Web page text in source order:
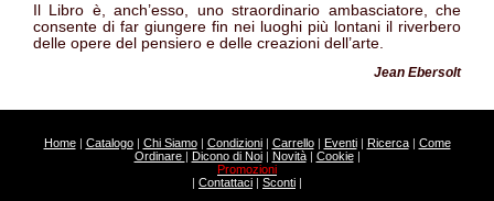
Il Libro è, anch’esso, uno straordinario ambasciatore, che
consente di far giungere fin nei luoghi più lontani il riverbero
delle opere del pensiero e delle creazioni dell’arte.
Jean Ebersolt
Home| Catalogo| Chi Siamo| Condizioni| Carrello| Eventi| Ricerca| Come
Ordinare | Dicono di Noi| Novità| Cookie|
Promozioni
| Contattaci | Sconti |